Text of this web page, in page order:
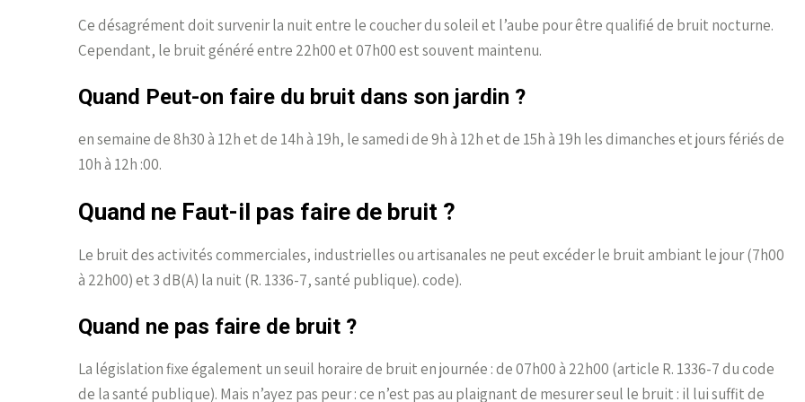
Ce désagrément doit survenir la nuit entre le coucher du soleil et l’aube pour être qualifié de bruit nocturne.
Cependant, le bruit généré entre 22h00 et 07h00 est souvent maintenu.
Quand Peut-on faire du bruit dans son jardin ?
en semaine de 8h30 à 12h et de 14h à 19h, le samedi de 9h à 12h et de 15h à 19h les dimanches et jours fériés de
10h à 12h :00.
Quand ne Faut-il pas faire de bruit ?
Le bruit des activités commerciales, industrielles ou artisanales ne peut excéder le bruit ambiant le jour (7h00
à 22h00) et 3 dB(A) la nuit (R. 1336-7, santé publique). code).
Quand ne pas faire de bruit ?
La législation fixe également un seuil horaire de bruit en journée : de 07h00 à 22h00 (article R. 1336-7 du code
de la santé publique). Mais n’ayez pas peur : ce n’est pas au plaignant de mesurer seul le bruit : il lui suffit de